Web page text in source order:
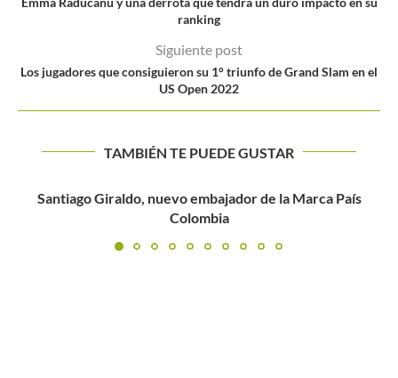
ranking
Siguiente post
Los jugadores que consiguieron su 1° triunfo de Grand Slam en el
US Open 2022
TAMBIÉN TE PUEDE GUSTAR